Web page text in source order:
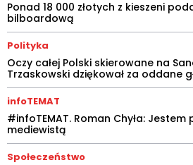
Ponad 18 000 złotych z kieszeni
bilboardową
Polityka
Oczy całej Polski skierowane na
Trzaskowski dziękował za oddane
infoTEMAT
#infoTEMAT. Roman Chyła:
mediewistą
Społeczeństwo